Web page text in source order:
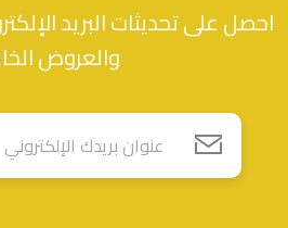
احصل على تحديثات البريد
والعروض